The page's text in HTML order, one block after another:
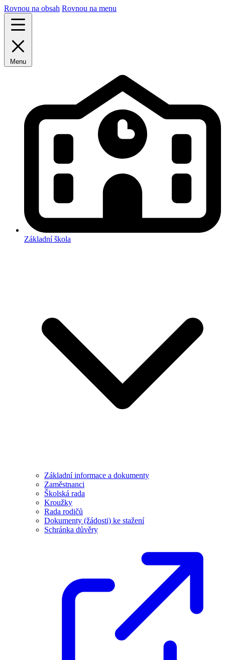
Rovnou na obsah Rovnou na menu
Menu
Základní škola
Základní informace a dokumenty
Zaměstnanci
Školská rada
Kroužky
Rada rodičů
Dokumenty (žádosti) ke stažení
Schránka důvěry